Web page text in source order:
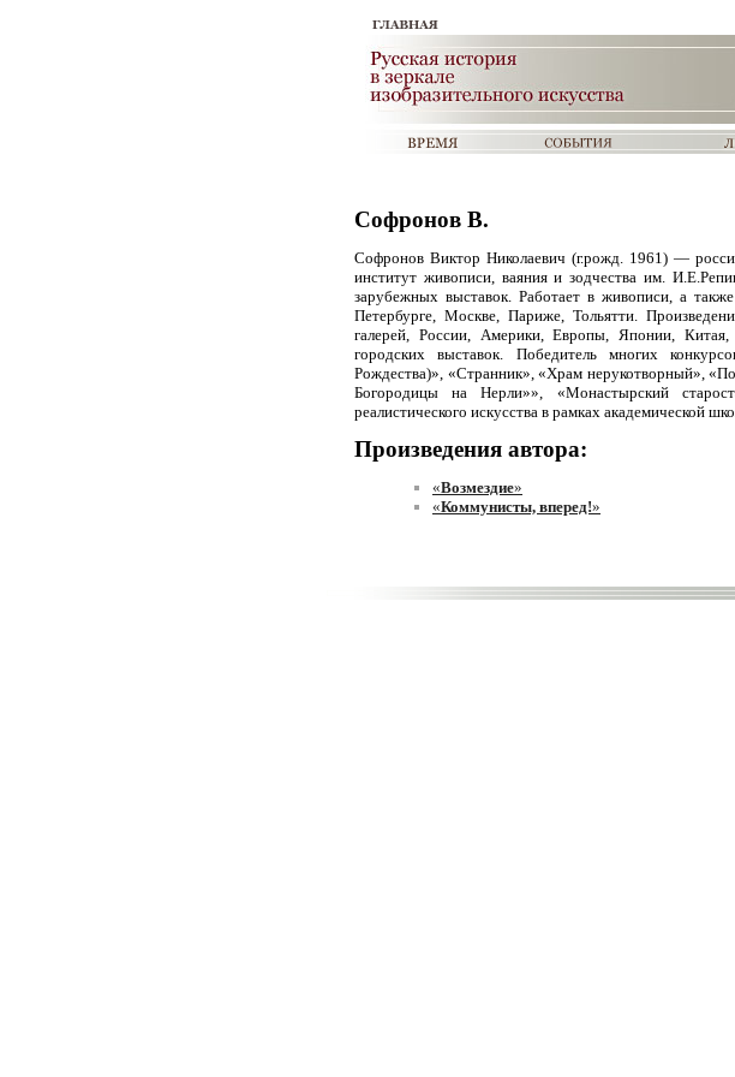
Софронов В.
Софронов Виктор Николаевич (г.рожд. 1961) —
институт живописи, ваяния и зодчества им.
зарубежных выставок. Работает в живописи, а
Петербурге, Москве, Париже, Тольятти.
галерей, России, Америки, Европы, Японии,
городских выставок. Победитель многих
Рождества)», «Странник», «Храм нерукотворный»,
Богородицы на Нерли»», «Монастырский
реалистического искусства в рамках академической
Произведения автора:
«Возмездие»
«Коммунисты, вперед!»